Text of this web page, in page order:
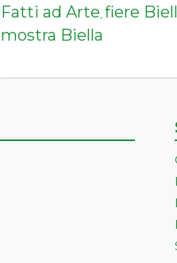
Fatti ad Arte,fiere
mostra Biella